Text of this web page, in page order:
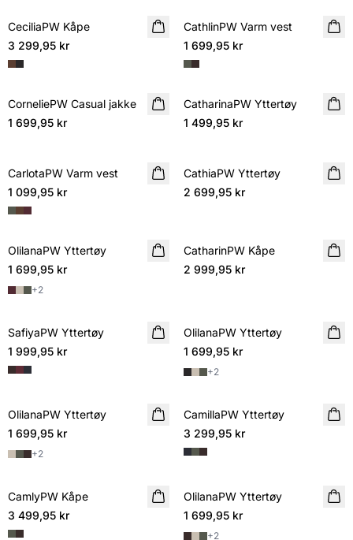
NYHET
CeciliaPW Kåpe
3 299,95 kr
NYHET
CathlinPW Varm vest
1 699,95 kr
NYHET
CorneliePW Casual jakke
1 699,95 kr
NYHET
CatharinaPW Yttertøy
1 499,95 kr
NYHET
CarlotaPW Varm vest
1 099,95 kr
NYHET
CathiaPW Yttertøy
2 699,95 kr
NYHET
OlilanaPW Yttertøy
1 699,95 kr
+2
NYHET
CatharinPW Kåpe
2 999,95 kr
NYHET
SafiyaPW Yttertøy
1 999,95 kr
NYHET
OlilanaPW Yttertøy
1 699,95 kr
+2
NYHET
OlilanaPW Yttertøy
1 699,95 kr
+2
NYHET
CamillaPW Yttertøy
3 299,95 kr
NYHET
CamlyPW Kåpe
3 499,95 kr
NYHET
OlilanaPW Yttertøy
1 699,95 kr
+2